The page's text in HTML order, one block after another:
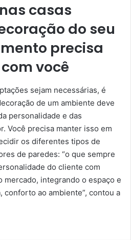
casas
do seu
precisa
você
sejam necessárias, é
de um ambiente deve
personalidade e das
Você precisa manter isso em
os diferentes tipos de
de paredes: “o que sempre
do cliente com
mercado, integrando o espaço e
conforto ao ambiente”, contou a